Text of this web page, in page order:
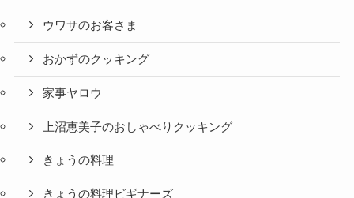
ウワサのお客さま
おかずのクッキング
家事ヤロウ
上沼恵美子のおしゃべりクッキング
きょうの料理
きょうの料理ビギナーズ